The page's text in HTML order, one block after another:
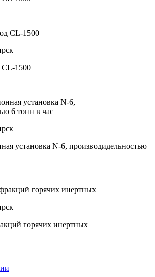
CL-1500
установка N-6, производидельностью
горячих инертных